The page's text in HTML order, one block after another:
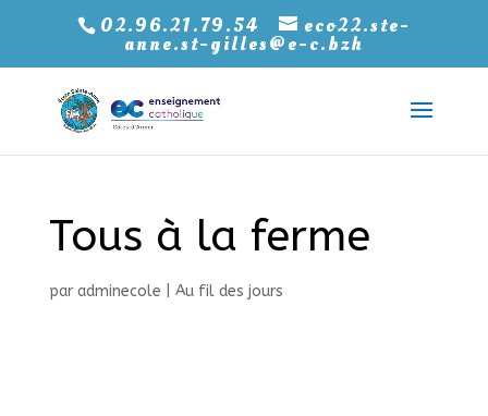
02.96.21.79.54 eco22.ste-
anne.st-gilles@e-c.bzh
Tous à la ferme
par adminecole Au fil des jours